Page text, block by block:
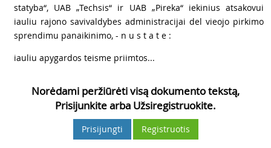
statyba“, UAB „Techsis“ ir UAB „Pireka“ iekinius atsakovui
iauliu rajono savivaldybes administracijai del vieojo pirkimo
sprendimu panaikinimo, - n u s t a t e :
iauliu apygardos teisme priimtos...
Norėdami peržiūrėti visą dokumento tekstą,
Prisijunkite arba Užsiregistruokite.
Prisijungti Registruotis